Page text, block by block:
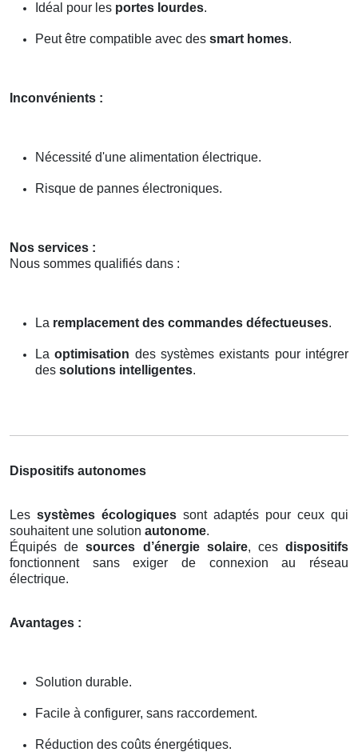
Idéal pour les portes lourdes.
Peut être compatible avec des smart homes.
Inconvénients :
Nécessité d'une alimentation électrique.
Risque de pannes électroniques.
Nos services :
Nous sommes qualifiés dans :
La remplacement des commandes défectueuses.
Laoptimisation des systèmes existants pour intégrer
des solutions intelligentes.
Dispositifs autonomes
Les systèmes écologiques sont adaptés pour ceux qui
souhaitent une solution autonome.
Équipés desources d’énergie solaire, cesdispositifs
fonctionnent sans exiger de connexion au réseau
électrique.
Avantages :
Solution durable.
Facile à configurer, sans raccordement.
Réduction des coûts énergétiques.